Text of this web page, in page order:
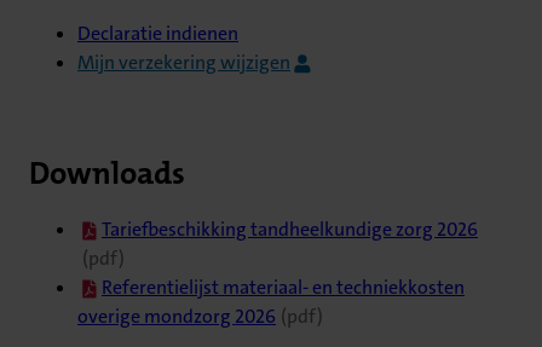
Declaratie indienen
Mijn verzekering wijzigen
Downloads
(opent in nieuw tabblad)
Tariefbeschikking tandheelkundige zorg 2026
(pdf)
(opent in nieuw tabblad)
Referentielijst materiaal- en techniekkosten
overige mondzorg 2026 (pdf)